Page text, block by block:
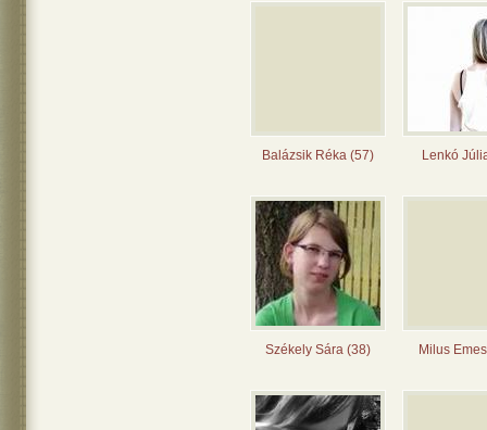
Balázsik Réka (57) Lenkó
Székely Sára (38) Milus